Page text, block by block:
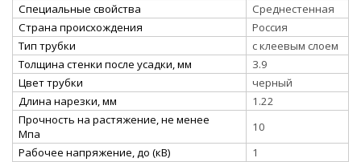
Специальные свойства
Среднестенная
Страна происхождения
Россия
Тип трубки
с клеевым слоем
Толщина стенки после усадки, мм
3.9
Цвет трубки
черный
Длина нарезки, мм
1.22
Прочность на растяжение, не менее
Мпа
10
Рабочее напряжение, до (кВ)
1